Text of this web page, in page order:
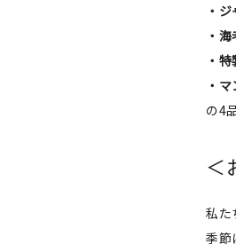
・
・
・
・
の4
＜
私た
季節